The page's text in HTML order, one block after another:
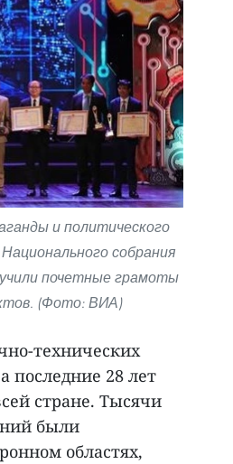
и политического
собрания
почетные грамоты
(Фото: ВИА)
технических
последние 28 лет
стране. Тысячи
были
областях,